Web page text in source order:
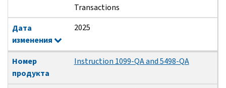
Transactions
Дата
изменения
2025
Номер
продукта
Instruction 1099-QA and 5498-QA